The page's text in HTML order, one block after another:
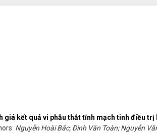
giá kết quả vi phẫu thắt tĩnh mạch tinh điều trị
Nguyễn Hoài Bắc; Đinh Văn Toàn; Nguyễn